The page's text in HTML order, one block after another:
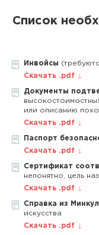
Список
Инвойсы
Скачать .pdf
Документы
или описанию
Скачать .pdf
Паспорт
Скачать .pdf
Сертификат
непонятно, цель
Скачать .pdf
Справка из
искусства
Скачать .pdf